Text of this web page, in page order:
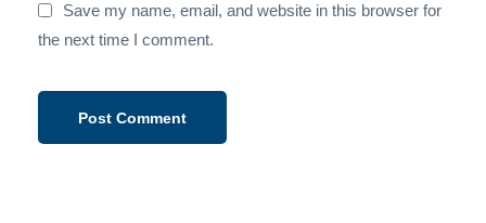
Save my name, email, and website in this browser for
the next time I comment.